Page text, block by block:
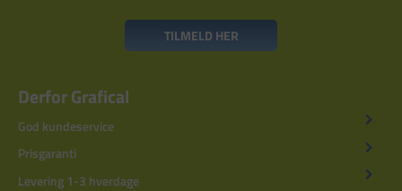
TILMELD HER
Derfor Grafical
God kundeservice
Prisgaranti
Levering 1-3 hverdage